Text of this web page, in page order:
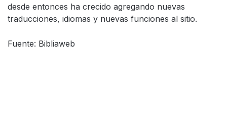
desde entonces ha crecido agregando nuevas
traducciones, idiomas y nuevas funciones al sitio.
Fuente: Bibliaweb